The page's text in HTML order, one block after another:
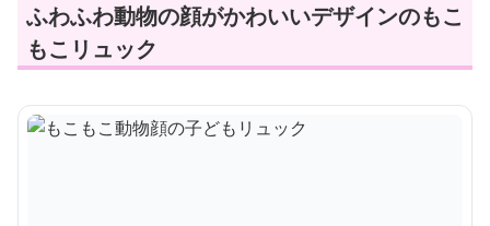
ふわふわ動物の顔がかわいいデザインのもこ
もこリュック